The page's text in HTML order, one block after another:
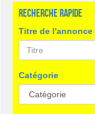
Recherche rapide
Titre de l'annonce
Catégorie